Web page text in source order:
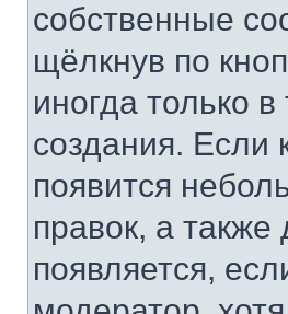
собственные
щёлкнув по
иногда только
создания. Если
появится
правок, а
появляется,